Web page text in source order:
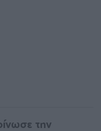
την